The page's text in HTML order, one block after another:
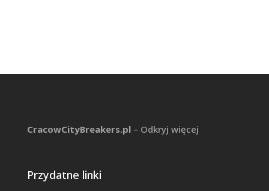
CracowCityBreakers.pl– Odkryj więcej
Przydatne linki